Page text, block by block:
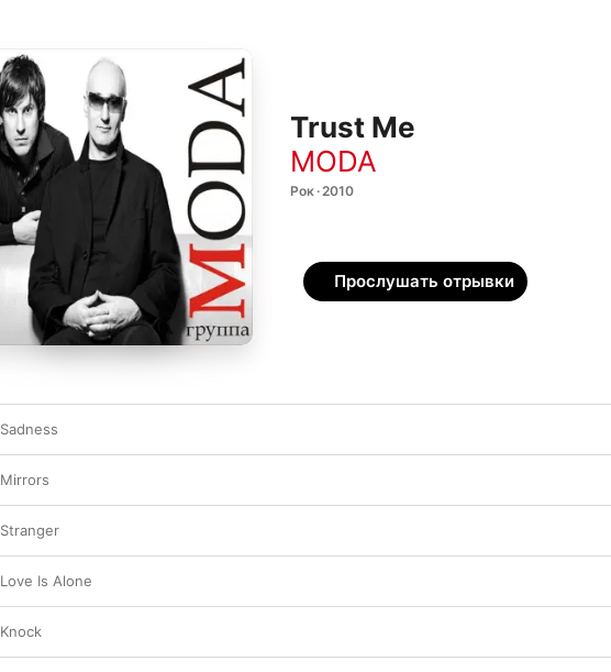
Trust Me
MODA
Рок · 2010
Прослушать отрывки
Sadness
Mirrors
Stranger
Love Is Alone
Knock